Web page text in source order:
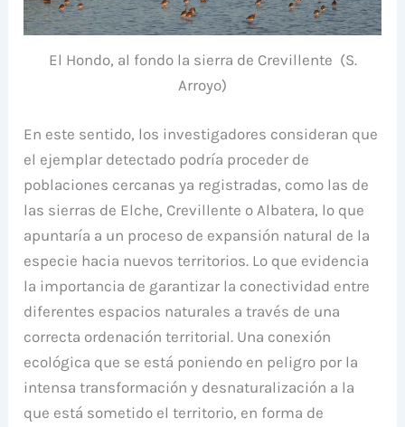
El Hondo, al fondo la sierra de Crevillente (S.
Arroyo)
En este sentido, los investigadores consideran que
el ejemplar detectado podría proceder de
poblaciones cercanas ya registradas, como las de
las sierras de Elche, Crevillente o Albatera, lo que
apuntaría a un proceso de expansión natural de la
especie hacia nuevos territorios. Lo que evidencia
la importancia de garantizar la conectividad entre
diferentes espacios naturales a través de una
correcta ordenación territorial. Una conexión
ecológica que se está poniendo en peligro por la
intensa transformación y desnaturalización a la
que está sometido el territorio, en forma de